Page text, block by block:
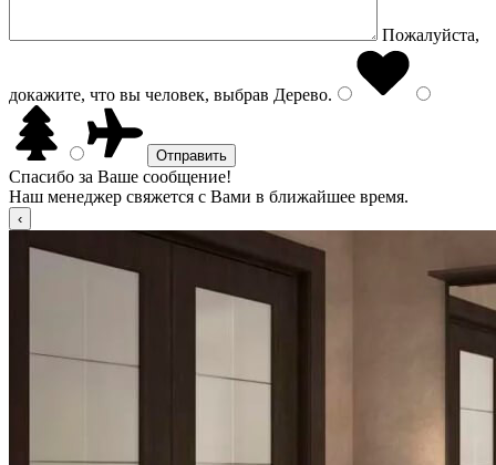
Пожалуйста,
докажите, что вы человек, выбрав Дерево.
Спасибо за Ваше сообщение!
Наш менеджер свяжется с Вами в ближайшее время.